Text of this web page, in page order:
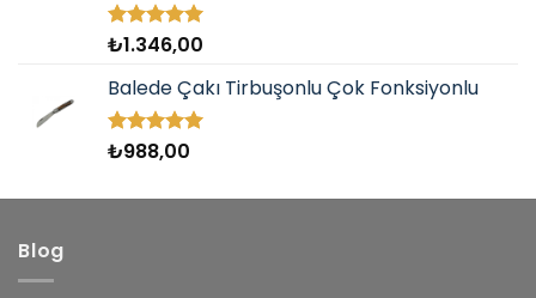
5 üzerinden
aldı
₺1.346,00
Balede Çakı Tirbuşonlu Çok Fonksiyonlu
5 üzerinden
₺988,00
Blog